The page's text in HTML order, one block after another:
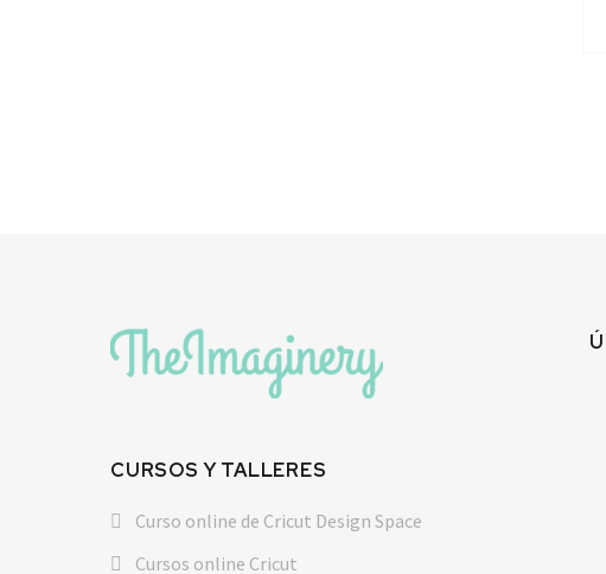
CURSOS Y TALLERES
Curso online de Cricut Design Space
Cursos online Cricut